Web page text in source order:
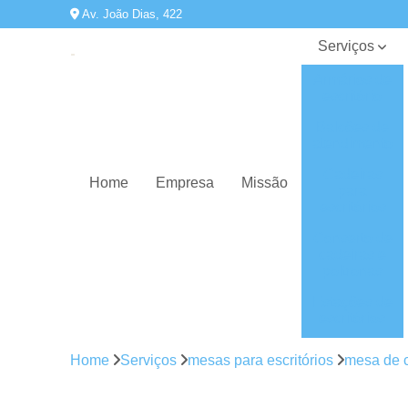
Av. João Dias, 422
Home Empresa Missão
Serviços
Home Serviços mesas para escritórios mesa de